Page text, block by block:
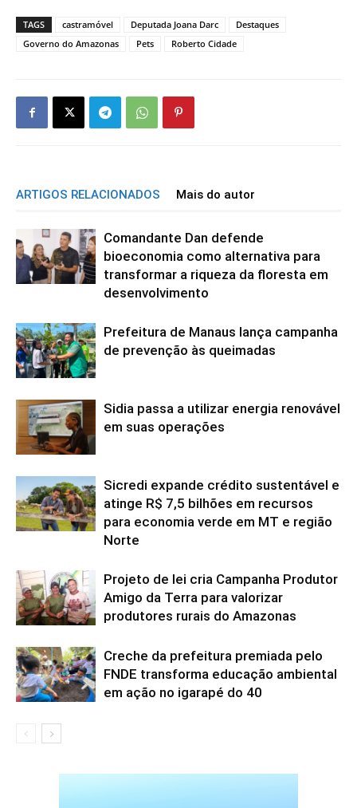
TAGS castramóvel Deputada Joana Darc
Destaques
Governo do Amazonas
Pets Roberto Cidade
ARTIGOS RELACIONADOS Mais do autor
Comandante Dan defende
bioeconomia como alternativa para
transformar a riqueza da floresta em
desenvolvimento
Prefeitura de Manaus lança campanha
de prevenção às queimadas
Sidia passa a utilizar energia renovável
em suas operações
Sicredi expande crédito sustentável e
atinge R$ 7,5 bilhões em recursos
para economia verde em MT e região
Norte
Projeto de lei cria Campanha Produtor
Amigo da Terra para valorizar
produtores rurais do Amazonas
Creche da prefeitura premiada pelo
FNDE transforma educação ambiental
em ação no igarapé do 40